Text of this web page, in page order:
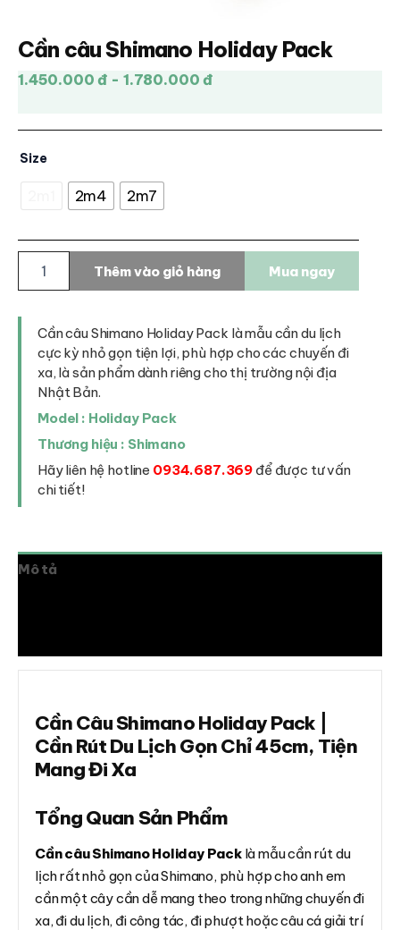
Cần câu Shimano Holiday Pack
1.450.000 đ - 1.780.000 đ
Size
2m4 2m7
Shimano
Holiday
Pack
lượng
Thêm vào giỏ hàng Mua ngay
Cần câu Shimano Holiday Pack là mẫu cần du lịch
cực kỳ nhỏ gọn tiện lợi, phù hợp cho các chuyến đi
xa, là sản phẩm dành riêng cho thị trường nội địa
Nhật Bản.
Model : Holiday Pack
Thương hiệu : Shimano
Hãy liên hệ hotline 0934.687.369 để được tư vấn
chi tiết!
Mô tả
Cần Câu Shimano Holiday Pack |
Cần Rút Du Lịch Gọn Chỉ 45cm, Tiện
Mang Đi Xa
Tổng Quan Sản Phẩm
Cần câu Shimano Holiday Packlà mẫu cần rút du
lịch rất nhỏ gọn của Shimano, phù hợp cho anh em
cần một cây cần dễ mang theo trong những chuyến đi
xa, đi du lịch, đi công tác, đi phượt hoặc câu cá giải trí